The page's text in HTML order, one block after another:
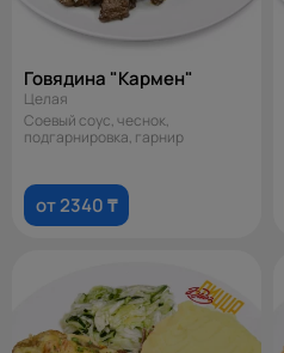
Говядина "Кармен"
Целая
Соевый соус, чеснок,
подгарнировка, гарнир
от 2340 ₸